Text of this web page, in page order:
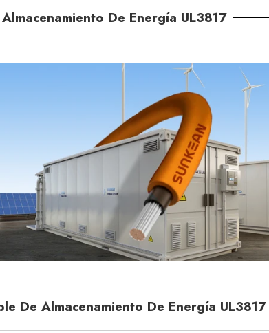
De Energía UL3817
De Almacenamiento De Energía UL3817